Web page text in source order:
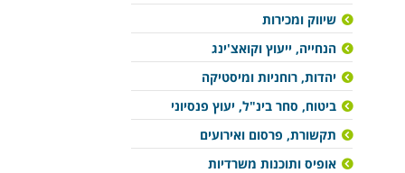
שיווק ומכירות
הנחייה, ייעוץ וקואצ'ינג
יהדות, רוחניות ומיסטיקה
ביטוח, סחר בינ"ל, יעוץ פנסיוני
תקשורת, פרסום ואירועים
אופיס ותוכנות משרדיות